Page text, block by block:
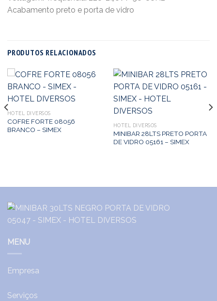
Acabamento preto e porta de vidro
PRODUTOS RELACIONADOS
HOTEL DIVERSOS
COFRE FORTE 08056
BRANCO – SIMEX
HOTEL DIVERSOS
MINIBAR 28LTS PRETO PORTA
DE VIDRO 05161 – SIMEX
MENU
Empresa
Serviços